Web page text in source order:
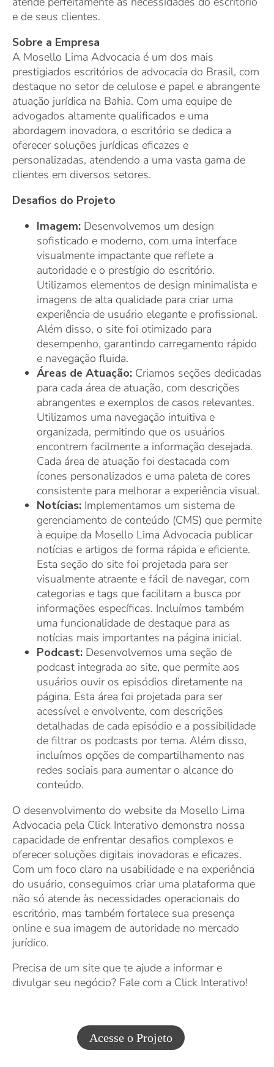
e de seus clientes.
Sobre a Empresa
A Mosello Lima Advocacia é um dos mais
prestigiados escritórios de advocacia do Brasil, com
destaque no setor de celulose e papel e abrangente
atuação jurídica na Bahia. Com uma equipe de
advogados altamente qualificados e uma
abordagem inovadora, o escritório se dedica a
oferecer soluções jurídicas eficazes e
personalizadas, atendendo a uma vasta gama de
clientes em diversos setores.
Desafios do Projeto
Imagem: Desenvolvemos um design
sofisticado e moderno, com uma interface
visualmente impactante que reflete a
autoridade e o prestígio do escritório.
Utilizamos elementos de design minimalista e
imagens de alta qualidade para criar uma
experiência de usuário elegante e profissional.
Além disso, o site foi otimizado para
desempenho, garantindo carregamento rápido
e navegação fluida.
Áreas de Atuação: Criamos seções dedicadas
para cada área de atuação, com descrições
abrangentes e exemplos de casos relevantes.
Utilizamos uma navegação intuitiva e
organizada, permitindo que os usuários
encontrem facilmente a informação desejada.
Cada área de atuação foi destacada com
ícones personalizados e uma paleta de cores
consistente para melhorar a experiência visual.
Notícias: Implementamos um sistema de
gerenciamento de conteúdo (CMS) que permite
à equipe da Mosello Lima Advocacia publicar
notícias e artigos de forma rápida e eficiente.
Esta seção do site foi projetada para ser
visualmente atraente e fácil de navegar, com
categorias e tags que facilitam a busca por
informações específicas. Incluímos também
uma funcionalidade de destaque para as
notícias mais importantes na página inicial.
Podcast: Desenvolvemos uma seção de
podcast integrada ao site, que permite aos
usuários ouvir os episódios diretamente na
página. Esta área foi projetada para ser
acessível e envolvente, com descrições
detalhadas de cada episódio e a possibilidade
de filtrar os podcasts por tema. Além disso,
incluímos opções de compartilhamento nas
redes sociais para aumentar o alcance do
conteúdo.
O desenvolvimento do website da Mosello Lima
Advocacia pela Click Interativo demonstra nossa
capacidade de enfrentar desafios complexos e
oferecer soluções digitais inovadoras e eficazes.
Com um foco claro na usabilidade e na experiência
do usuário, conseguimos criar uma plataforma que
não só atende às necessidades operacionais do
escritório, mas também fortalece sua presença
online e sua imagem de autoridade no mercado
jurídico.
Precisa de um site que te ajude a informar e
divulgar seu negócio? Fale com a Click Interativo!
Acesse o Projeto